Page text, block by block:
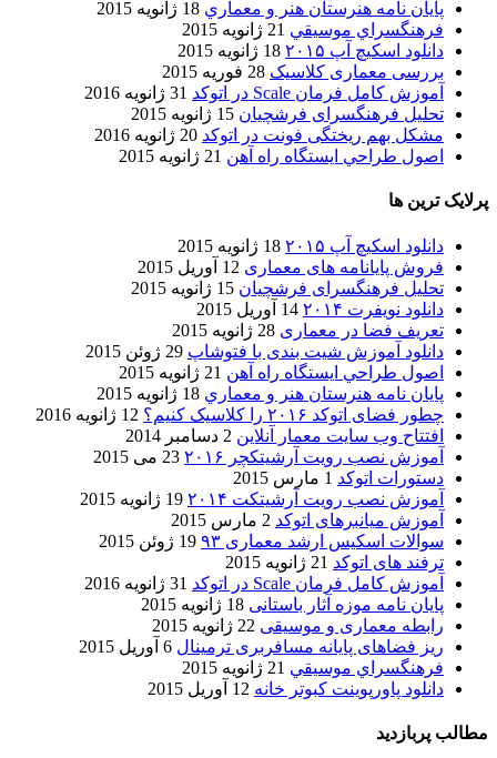
پایان نامه هنرستان هنر و معماري 18 ژانویه 2015
فرهنگسراي موسيقي 21 ژانویه 2015
دانلود اسکیچ آپ ۲۰۱۵
18 ژانویه 2015
بررسی معماری کلاسیک 28 فوریه 2015
آموزش کامل فرمان Scale در اتوکد
31 ژانویه 2016
تحلیل فرهنگسرای فرشچیان 15 ژانویه 2015
مشکل بهم ریختگی فونت در اتوکد 20 ژانویه 2016
اصول طراحي ایستگاه راه آهن 21 ژانویه 2015
پرلایک ترین ها
دانلود اسکیچ آپ ۲۰۱۵
18 ژانویه 2015
فروش پایانامه های معماری 12 آوریل 2015
تحلیل فرهنگسرای فرشچیان 15 ژانویه 2015
دانلود نویفرت ۲۰۱۴
14 آوریل 2015
تعریف فضا در معماری 28 ژانویه 2015
دانلود آموزش شیت بندی با فتوشاپ 29 ژوئن 2015
اصول طراحي ایستگاه راه آهن 21 ژانویه 2015
پایان نامه هنرستان هنر و معماري 18 ژانویه 2015
چطور فضای اتوکد ۲۰۱۶ را کلاسیک کنیم؟
12 ژانویه 2016
افتتاح وب سایت معمار آنلاین 2 دسامبر 2014
آموزش نصب رویت آرشیتکچر ۲۰۱۶
23 می 2015
دستورات اتوکد 1 مارس 2015
آموزش نصب رویت آرشیتکت ۲۰۱۴
19 ژانویه 2015
آموزش میانبرهای اتوکد 2 مارس 2015
سوالات اسکیس ارشد معماری ۹۳
19 ژوئن 2015
ترفند های اتوکد 21 ژانویه 2015
آموزش کامل فرمان Scale در اتوکد
31 ژانویه 2016
پایان نامه موزه آثار باستانی 18 ژانویه 2015
رابطه معماری و موسیقی 22 ژانویه 2015
ریز فضاهای پایانه مسافربری ترمینال 6 آوریل 2015
فرهنگسراي موسيقي 21 ژانویه 2015
دانلود پاورپوینت کبوتر خانه 12 آوریل 2015
مطالب پربازدید